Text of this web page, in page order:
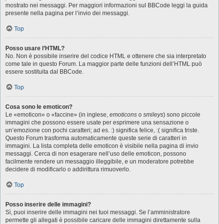
mostrato nei messaggi. Per maggiori informazioni sul BBCode leggi la guida
presente nella pagina per l’invio dei messaggi.
Top
Posso usare l’HTML?
No. Non è possibile inserire del codice HTML e ottenere che sia interpretato
come tale in questo Forum. La maggior parte delle funzioni dell’HTML può
essere sostituita dal BBCode.
Top
Cosa sono le emoticon?
Le «emoticon» o «faccine» (in inglese, emoticons o smileys) sono piccole
immagini che possono essere usate per esprimere una sensazione o
un’emozione con pochi caratteri; ad es. :) significa felice, :( significa triste.
Questo Forum trasforma automaticamente queste serie di caratteri in
immagini. La lista completa delle emoticon è visibile nella pagina di invio
messaggi. Cerca di non esagerare nell’uso delle emoticon, possono
facilmente rendere un messaggio illeggibile, e un moderatore potrebbe
decidere di modificarlo o addirittura rimuoverlo.
Top
Posso inserire delle immagini?
Sì, puoi inserire delle immagini nei tuoi messaggi. Se l’amministratore
permette gli allegati è possibile caricare delle immagini direttamente sulla